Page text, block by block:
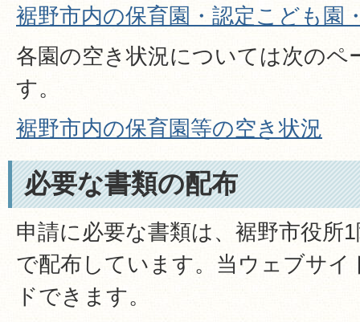
裾野市内の保育園・認定こども園
各園の空き状況については次のペ
す。
裾野市内の保育園等の空き状況
必要な書類の配布
申請に必要な書類は、裾野市役所
で配布しています。当ウェブサ
ドできます。